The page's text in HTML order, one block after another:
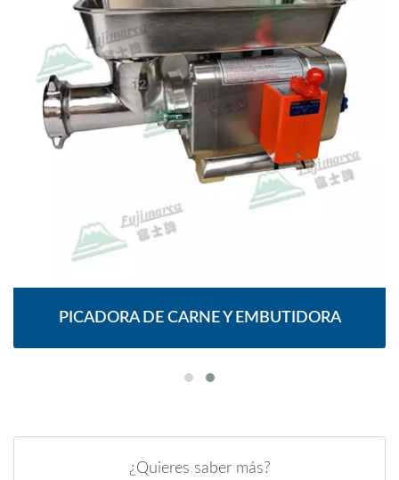
PICADORA DE CARNE Y EMBUTIDORA
¿Quieres saber más?